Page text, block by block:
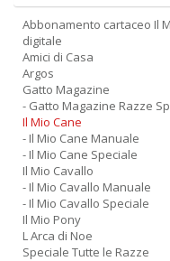
Abbonamento cartaceo Il
digitale
Amici di Casa
Argos
Gatto Magazine
- Gatto Magazine Razze
Il Mio Cane
- Il Mio Cane Manuale
- Il Mio Cane Speciale
Il Mio Cavallo
- Il Mio Cavallo Manuale
- Il Mio Cavallo Speciale
Il Mio Pony
L Arca di Noe
Speciale Tutte le Razze